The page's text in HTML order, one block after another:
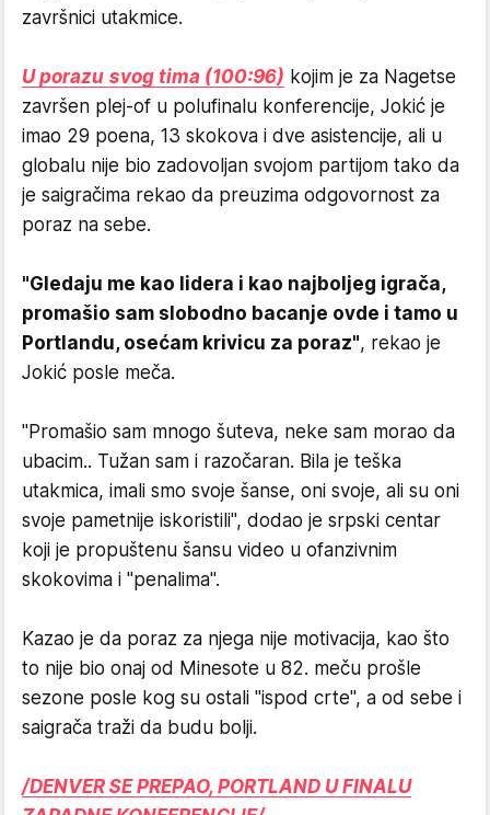
završnici utakmice.
U porazu svog tima (100:96) kojim je za Nagetse
završen plej-of u polufinalu konferencije, Jokić je
imao 29 poena, 13 skokova i dve asistencije, ali u
globalu nije bio zadovoljan svojom partijom tako da
je saigračima rekao da preuzima odgovornost za
poraz na sebe.
"Gledaju me kao lidera i kao najboljeg igrača,
promašio sam slobodno bacanje ovde i tamo u
Portlandu, osećam krivicu za poraz", rekao je
Jokić posle meča.
"Promašio sam mnogo šuteva, neke sam morao da
ubacim.. Tužan sam i razočaran. Bila je teška
utakmica, imali smo svoje šanse, oni svoje, ali su oni
svoje pametnije iskoristili", dodao je srpski centar
koji je propuštenu šansu video u ofanzivnim
skokovima i "penalima".
Kazao je da poraz za njega nije motivacija, kao što
to nije bio onaj od Minesote u 82. meču prošle
sezone posle kog su ostali "ispod crte", a od sebe i
saigrača traži da budu bolji.
/DENVER SE PREPAO, PORTLAND U FINALU